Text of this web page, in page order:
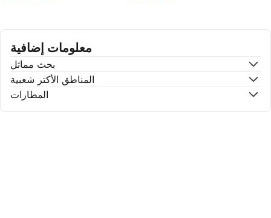
معلومات إضافية
بحث مماثل
المناطق الأكتر شعبية
المطارات